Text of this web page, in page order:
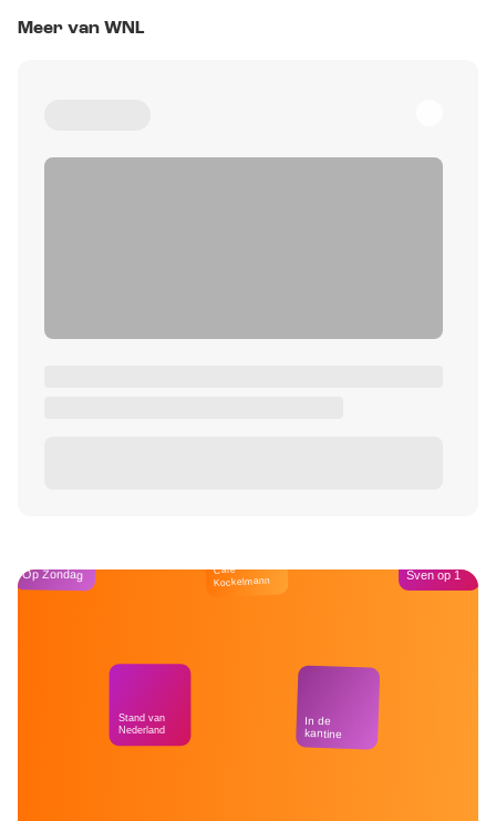
Meer van WNL
Op Zondag
Stand van
Nederland
Café
Kockelmann
In de
kantine
Sven op 1